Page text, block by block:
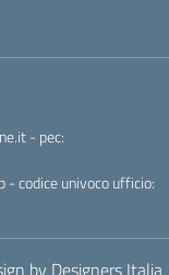
- pec:
codice univoco ufficio:
by Designers Italia